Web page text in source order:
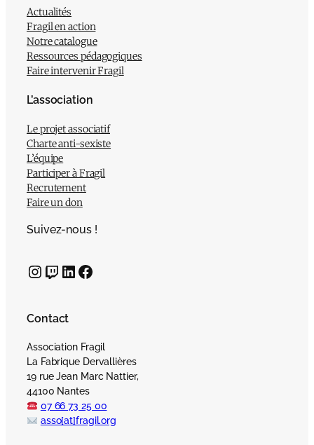
Actualités
Fragil en action
Notre catalogue
Ressources pédagogiques
Faire intervenir Fragil
L’association
Le projet associatif
Charte anti-sexiste
L’équipe
Participer à Fragil
Recrutement
Faire un don
Suivez-nous !
InstagramTwitch LinkedIn Facebook
Contact
Association Fragil
La Fabrique Dervallières
19 rue Jean Marc Nattier,
44100 Nantes
07 66 73 25 00
asso[at]fragil.org